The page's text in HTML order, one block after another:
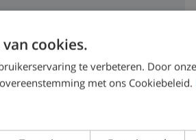
DEZE VILLA
cookies.
te verbeteren. Door
met ons Cookiebeleid.